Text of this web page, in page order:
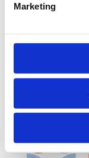
Marketing